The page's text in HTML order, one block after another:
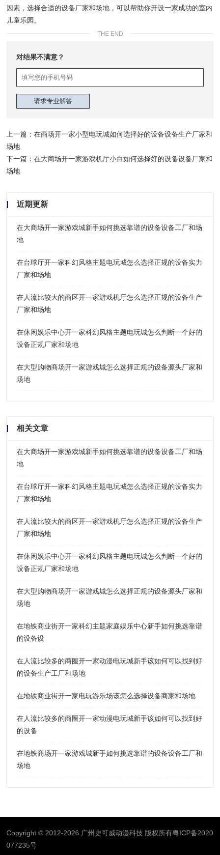
因素，选择合适的设备厂家和场地，可以帮助你开设一家成功的室内
儿童乐园。
THE END
对结果不满意？
上一篇：在商场开一家小型电玩城如何选择好的设备设备生产厂家和
场地
下一篇：在大商场开一家游戏机厅小白如何选择好的设备设备厂家和
场地
近期更新
在大商场开一家游戏城新手如何挑选靠谱的设备设备工厂和场
地
在台球厅开一家科幻风格主题电玩城怎么选择正规的设备实力
厂家和场地
在人流比较大的商区开一家游戏机厅怎么选择正规的设备生产
厂家和场地
在休闲娱乐中心开一家科幻风格主题电玩城怎么判断一个好的
设备正规厂家和场地
在大型购物商场开一家游戏城怎么选择正规的设备源头厂家和
场地
相关文章
在大商场开一家游戏城新手如何挑选靠谱的设备设备工厂和场
地
在台球厅开一家科幻风格主题电玩城怎么选择正规的设备实力
厂家和场地
在人流比较大的商区开一家游戏机厅怎么选择正规的设备生产
厂家和场地
在休闲娱乐中心开一家科幻风格主题电玩城怎么判断一个好的
设备正规厂家和场地
在大型购物商场开一家游戏城怎么选择正规的设备源头厂家和
场地
在地铁商业街开一家科幻主题家庭娱乐中心新手如何挑选靠谱
的设备设
在人流比较多的商圈开一家动漫电玩城新手该如何可以找到好
的设备生产工厂和场地
在地铁商业街开一家电玩游乐场该怎么选择设备商家和场地
在人流比较多的商圈开一家动漫电玩城新手该如何可以找到好
的设备
在地铁商场开一家游戏城新手如何挑选靠谱的设备设备工厂和
场地
Copyright © 2012-2026 广州史可威动漫科技 版权所有粤ICP备2020
077235号